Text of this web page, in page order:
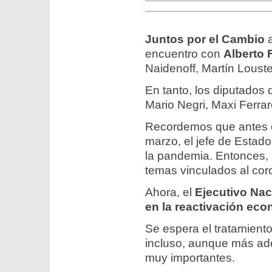
Juntos por el Cambio
encuentro con Alberto
Naidenoff, Martín
En tanto, los diputados
Mario Negri, Maxi
Recordemos que
marzo, el jefe de
la pandemia.
temas vinculados al
Ahora, el Ejecutivo
en la reactivación
Se espera el
incluso, aunque más
muy importantes.